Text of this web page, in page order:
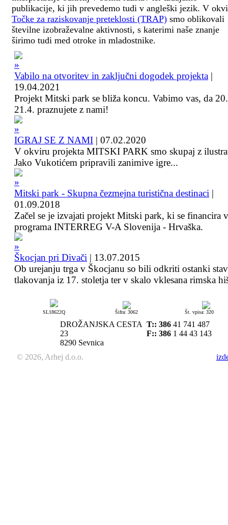
publikacije, ki jih prevedemo tudi v angleški jezik. V
Točke za raziskovanje preteklosti (TRAP) smo oblikovali
številne izobraževalne aktivnosti, s katerimi naše znanje
širimo tudi med otroke in mladostnike.
Vabilo na otvoritev in zaključni dogodek projekta |
19.04.2021
Projekt Mitski park se bliža koncu. Vabimo vas, da
21.4. praznujete z nami!
IGRAJ SE Z NAMI | 07.02.2020
V okviru projekta MITSKI PARK smo skupaj z
Jako Vukotićem pripravili zanimive igre...
Mitski park - Skupna čezmejna turistična destinaci |
01.09.2018
Začel se je izvajati projekt Mitski park, ki se financira
programa INTERREG V-A Slovenija - Hrvaška.
Škocjan pri Divači | 13.07.2015
Ob urejanju trga v Škocjanu so bili odkriti ostanki
tlakovanja iz 17. stoletja ter v skalo vklesana rimska
SL18622Q Šifra: 3062 Št. vpisa: 320
DROŽANJSKA CESTA
23
8290 Sevnica
T:: 386 41 741 487
F:: 386 1 44 43 143
© 2026, Arhej d.o.o.